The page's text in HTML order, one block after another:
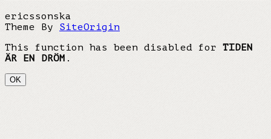
ericssonska
Theme By SiteOrigin
This function has been disabled for TIDEN
ÄR EN DRÖM .
OK